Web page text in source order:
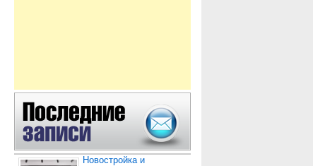
Новостройка и